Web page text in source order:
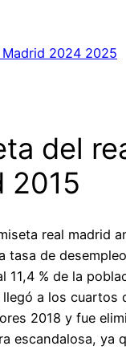
Madrid 2024 2025
del
2015
tasa de
11,4 % de la
a los cuartos
2018 y fue
escandalosa, ya